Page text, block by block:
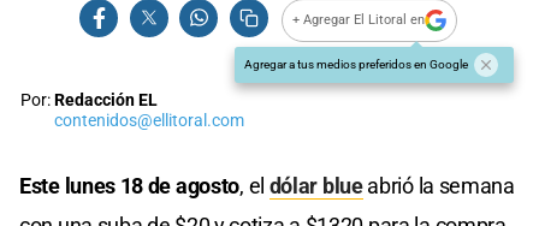
+ Agregar El Litoral en
Agregar a tus medios preferidos en Google
Por:Redacción EL
contenidos@ellitoral.com
Este lunes 18 de agosto, el dólar blueabrió la semana